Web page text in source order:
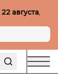
22 августа,